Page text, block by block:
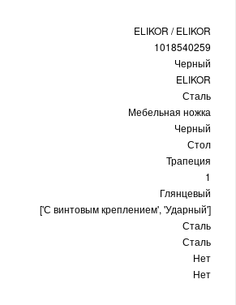
ELIKOR / ELIKOR
1018540259
Черный
ELIKOR
Сталь
Мебельная ножка
Черный
Стол
Трапеция
1
Глянцевый
['С винтовым креплением', 'Ударный']
Сталь
Сталь
Нет
Нет